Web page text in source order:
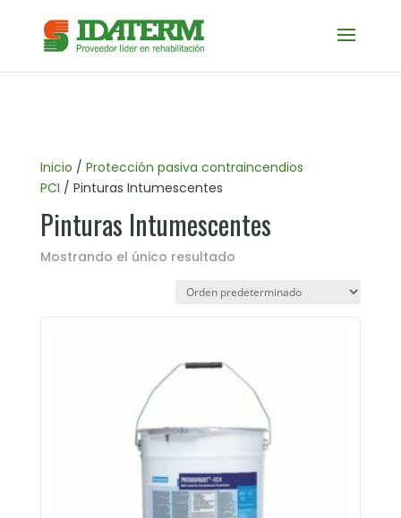
Inicio / Protección pasiva contraincendios
PCI / Pinturas Intumescentes
Pinturas Intumescentes
Mostrando el único resultado